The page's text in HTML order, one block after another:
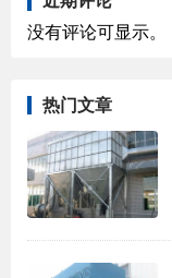
没有评论可显示。
热门文章